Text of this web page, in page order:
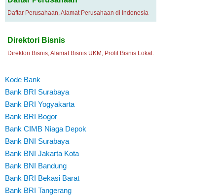
Daftar Perusahaan, Alamat Perusahaan di Indonesia
Direktori Bisnis
Direktori Bisnis, Alamat Bisnis UKM, Profil Bisnis Lokal.
Kode Bank
Bank BRI Surabaya
Bank BRI Yogyakarta
Bank BRI Bogor
Bank CIMB Niaga Depok
Bank BNI Surabaya
Bank BNI Jakarta Kota
Bank BNI Bandung
Bank BRI Bekasi Barat
Bank BRI Tangerang